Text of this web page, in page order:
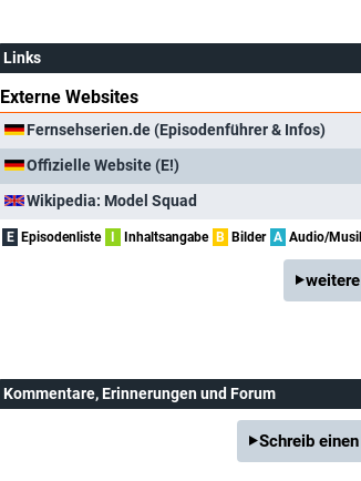
Links
Externe Websites
Fernsehserien.de (Episodenführer & Infos)
Offizielle Website (E!)
Wikipedia: Model Squad
E Episodenliste I Inhaltsangabe B Bilder A Audio/
Kommentare, Erinnerungen und Forum
Schreib